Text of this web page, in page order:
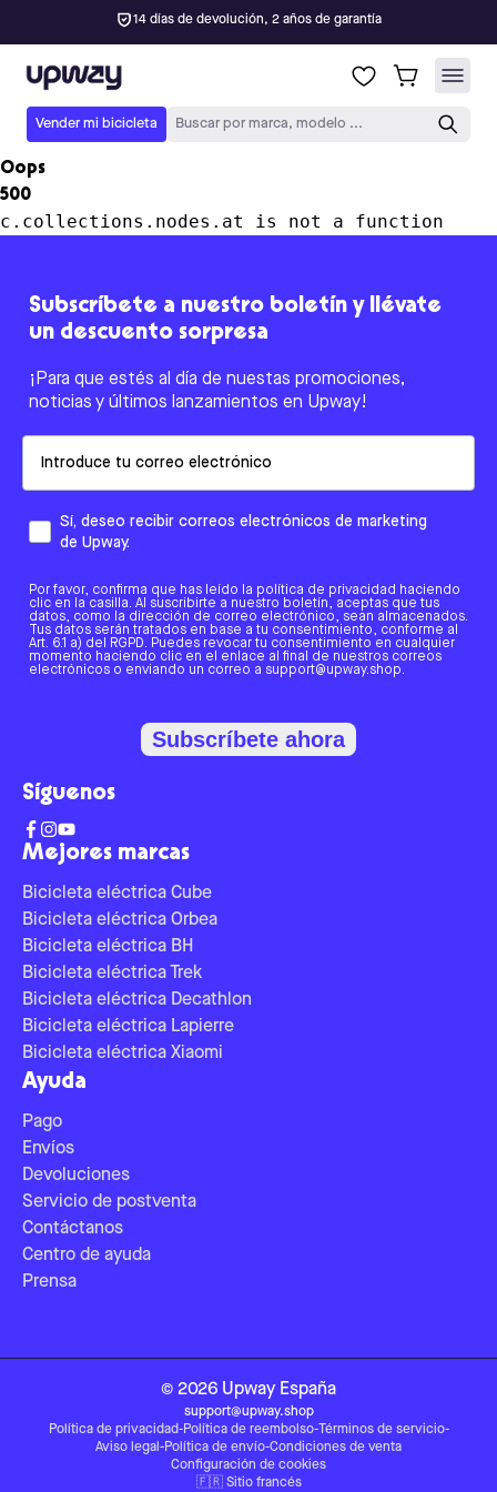
14 días de devolución, 2 años de garantía
Upway
Vender mi bicicleta Buscar por marca, modelo ...
Oops
500
c.collections.nodes.at is not a function
Mejores marcas
Bicicleta eléctrica Cube
Bicicleta eléctrica Orbea
Bicicleta eléctrica BH
Bicicleta eléctrica Trek
Bicicleta eléctrica Decathlon
Bicicleta eléctrica Lapierre
Bicicleta eléctrica Xiaomi
Ayuda
Pago
Envíos
Devoluciones
Servicio de postventa
Contáctanos
Centro de ayuda
Prensa
Subscríbete a nuestro boletín y llévate
un descuento sorpresa
¡Para que estés al día de nuestas promociones,
noticias y últimos lanzamientos en Upway!
Sí, deseo recibir correos electrónicos de marketing
de Upway.
Por favor, confirma que has leído la política de privacidad haciendo
clic en la casilla. Al suscribirte a nuestro boletín, aceptas que tus
datos, como la dirección de correo electrónico, sean almacenados.
Tus datos serán tratados en base a tu consentimiento, conforme al
Art. 6.1 a) del RGPD. Puedes revocar tu consentimiento en cualquier
momento haciendo clic en el enlace al final de nuestros correos
electrónicos o enviando un correo a support@upway.shop.
Subscríbete ahora
Síguenos
© 2026 Upway España
support@upway.shop
Política de privacidad-Política de reembolso-Términos de servicio-
Aviso legal -Política de envío-Condiciones de venta
Configuración de cookies
🇫🇷 Sitio francés